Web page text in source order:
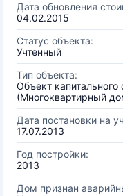
Дата обновления
04.02.2015
Статус объекта:
Учтенный
Тип объекта:
Объект капитального
(Многоквартирный
Дата постановки на
17.07.2013
Год постройки:
2013
Дом признан